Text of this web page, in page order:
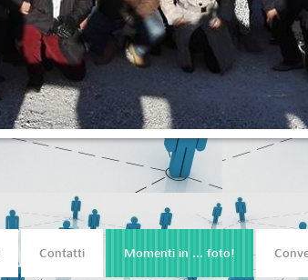
Contatti Momenti in ... foto!